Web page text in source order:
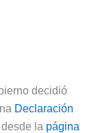
decidió
Declaración
la página